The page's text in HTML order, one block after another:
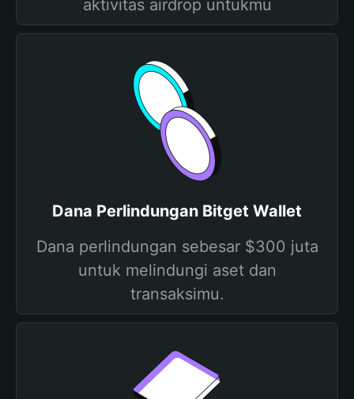
aktivitas airdrop untukmu
Dana Perlindungan Bitget Wallet
Dana perlindungan sebesar $300 juta
untuk melindungi aset dan
transaksimu.